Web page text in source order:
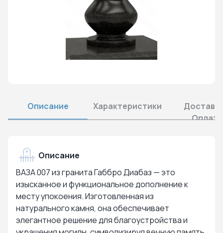
Описание Характеристики
Оплата
Описание
ВАЗА 007 из гранита Габбро Диабаз — это
изысканное и функциональное дополнение к
месту упокоения. Изготовленная из
натурального камня, она обеспечивает
элегантное решение для благоустройства и